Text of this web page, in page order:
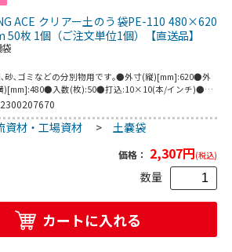
ACE クリアー土のう袋PE-110 480×620
50枚 1個（ご注文単位1個）【直送品】
砂､ゴミなどの分別物用です｡●外寸(縦)[mm]:620●外
)[mm]:480●入数(枚):50●打込:10×10(本/インチ)●用
利､砂､ゴミ等分別用●材質:ポリエチレン●色:クリヤー
｡※紫外線下ではシートなどでカバーしてご使用くだ
資材・工場資材 > 土嚢袋
価格： 2,307円(税込)
数量
カートに入れる